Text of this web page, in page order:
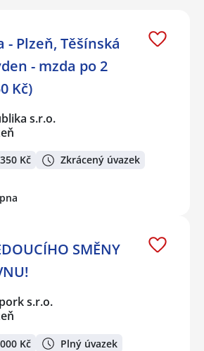
- Plzeň, Těšínská
- mzda po 2
Kč)
s.r.o.
Kč Zkrácený úvazek
SMĚNY
s.r.o.
Kč
Plný úvazek